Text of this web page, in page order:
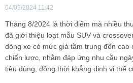
04/09/2024 11:42
Tháng 8/2024 là thời điểm mà nhiều
đã giới thiệu loạt mẫu SUV và
dòng xe có mức giá tầm trung đến
chiến lược, nhằm đáp ứng nhu cầu
tiêu dùng, đồng thời khẳng định vị thế